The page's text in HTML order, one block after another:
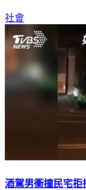
社會
酒駕男衝撞民宅